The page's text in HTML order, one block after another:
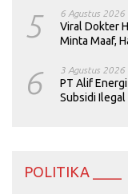
5 6 Agustus 2026
Viral Dokter
Minta Maaf,
6 3 Agustus 2026
PT Alif
Subsidi Ilegal
POLITIKA ____